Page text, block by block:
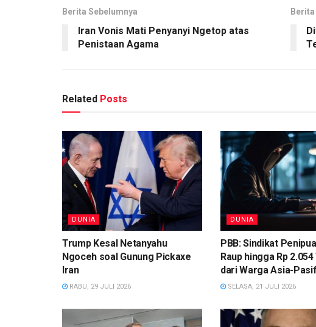
Berita Sebelumnya
Iran Vonis Mati Penyanyi Ngetop atas
Penistaan Agama
Related Posts
DUNIA
Trump Kesal Netanyahu
Ngoceh soal Gunung Pickaxe
Iran
RABU, 29 JULI 2026
DUNIA
PBB: Sindikat
Raup hingga Rp
dari Warga Asia-
SELASA, 21 JULI 2026